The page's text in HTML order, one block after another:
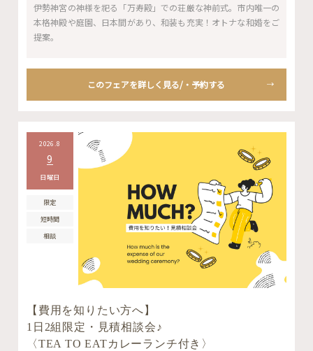
伊勢神宮の神様を祀る「万寿殿」での荘厳な神前式。市内唯一の
本格神殿や庭園、日本間があり、和装も充実！オトナな和婚をご
提案。
このフェアを詳しく見る/・予約する
2026.8
9
日曜日
限定
短時間
相談
【費用を知りたい方へ】
1日2組限定・見積相談会♪
〈TEA TO EATカレーランチ付き〉